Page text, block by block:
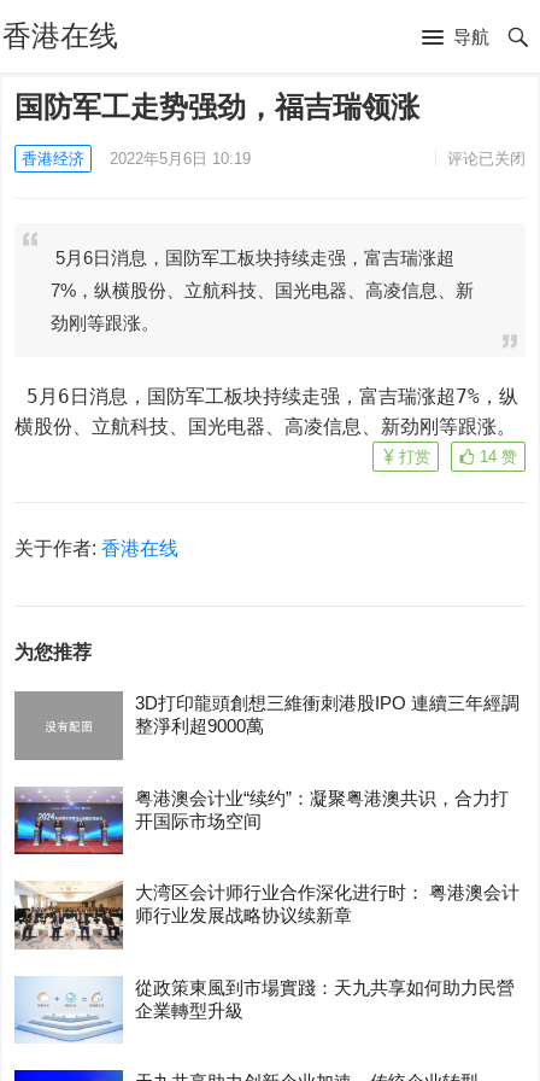
香港在线 导航
国防军工走势强劲，福吉瑞领涨
香港经济 2022年5月6日 10:19 评论已关闭
5月6日消息，国防军工板块持续走强，富吉瑞涨超
7%，纵横股份、立航科技、国光电器、高凌信息、新
劲刚等跟涨。
5月6日消息，国防军工板块持续走强，富吉瑞涨超7%，纵
横股份、立航科技、国光电器、高凌信息、新劲刚等跟涨。
14 赞
打赏
关于作者:香港在线
为您推荐
3D打印龍頭創想三維衝刺港股IPO 連續三年經調
整淨利超9000萬
粤港澳会计业“续约”：凝聚粤港澳共识，合力打
开国际市场空间
大湾区会计师行业合作深化进行时： 粤港澳会计
师行业发展战略协议续新章
從政策東風到市場實踐：天九共享如何助力民營
企業轉型升級